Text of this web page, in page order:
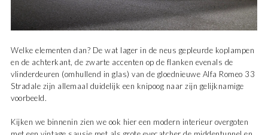
Welke elementen dan? De wat lager in de neus gepleurde koplampen
en de achterkant, de zwarte accenten op de flanken evenals de
vlinderdeuren (omhullend in glas) van de gloednieuwe Alfa Romeo 33
Stradale zijn allemaal duidelijk een knipoog naar zijn gelijknamige
voorbeeld.
Kijken we binnenin zien we ook hier een modern interieur overgoten